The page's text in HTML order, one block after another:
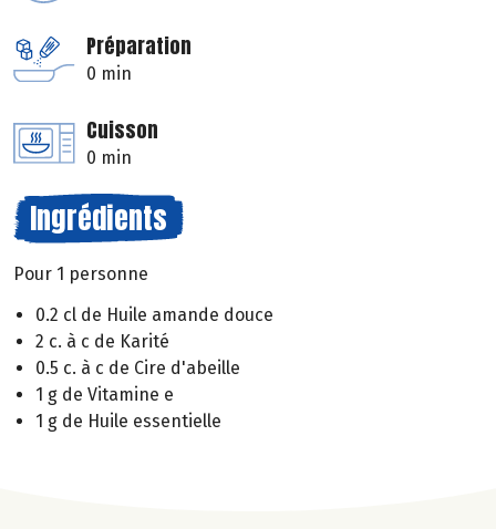
Préparation
0 min
Cuisson
0 min
Ingrédients
Pour 1 personne
0.2 cl de Huile amande douce
2 c. à c de Karité
0.5 c. à c de Cire d'abeille
1 g de Vitamine e
1 g de Huile essentielle